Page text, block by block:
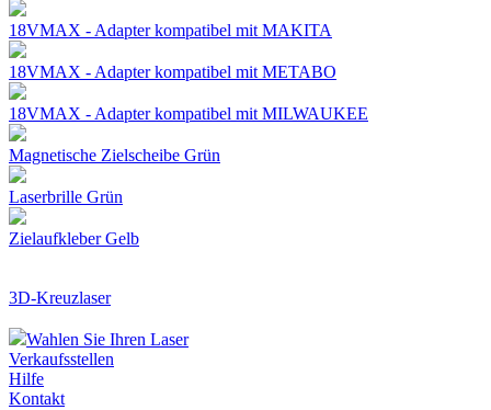
18VMAX - Adapter kompatibel mit MAKITA
18VMAX - Adapter kompatibel mit METABO
18VMAX - Adapter kompatibel mit MILWAUKEE
Magnetische Zielscheibe Grün
Laserbrille Grün
Zielaufkleber Gelb
3D-Kreuzlaser
Wahlen Sie Ihren Laser
Verkaufsstellen
Hilfe
Kontakt